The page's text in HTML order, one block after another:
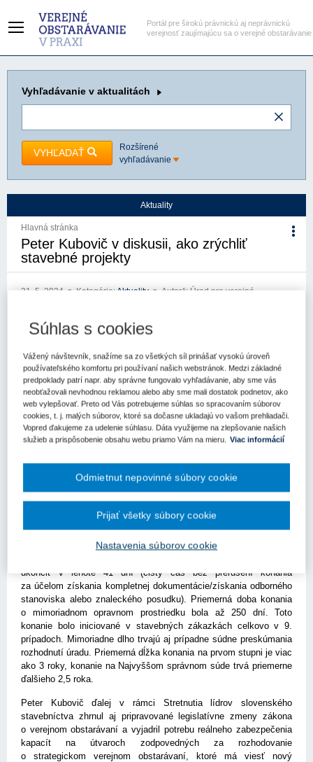
Portál pre širokú právnickú aj neprávnickú
verejnosť zaujímajúcu sa o verejné obstarávanie
Vyhľadávanie v aktualitách
VYHĽADAŤ
Rozšírené
vyhľadávanie
Aktuality
Hlavná stránka
Peter Kubovič v diskusii, ako zrýchliť
stavebné projekty
31. 5. 2024 Kategória: Aktuality
Autor/i: Úrad pre verejné
Kľúčové slová
Úrad pre verejné obstarávanie
Register kľúčových slov
Predseda ÚVO Peter Kubovič sa zúčastnil odbornej
konferencie organizovanej CEEC Research, kde diskutoval
so štátnou tajomníčkou Ministerstva dopravy SR a zástupcami
stavebných projektov.
ukončených celkovo 847 verejných obstarávaní na stavebné práce
v celkovej hodnote takmer 2 miliardy EUR. Úrad v tomto období
riešil celkovo 310 námietok, z tohto 66 sa týkalo priamo
ukončiť v lehote 41 dní (čistý čas bez prerušení konania
za účelom získania kompletnej dokumentácie/získania odborného
stanoviska alebo znaleckého posudku). Priemerná doba konania
o mimoriadnom opravnom prostriedku bola až 250 dní. Toto
konanie bolo iniciované v stavebných zákazkách celkovo v 9.
prípadoch. Mimoriadne dlho trvajú aj prípadne súdne preskúmania
rozhodnutí úradu. Priemerná dĺžka konania na prvom stupni je viac
ako 3 roky, konanie na Najvyššom správnom súde trvá priemerne
ďalšieho 2,5 roka.
Peter Kubovič ďalej v rámci Stretnutia lídrov slovenského
stavebníctva zhrnul aj pripravované legislatívne zmeny zákona
o verejnom obstarávaní a vyjadril potrebu reálneho zabezpečenia
kapacít na útvaroch zodpovedných za rozhodovanie
o strategickom verejnom obstarávaní, ktoré má viesť nový
Súhlas s cookies
Vážený návštevník, snažíme sa zo všetkých síl prinášať vysokú úroveň
používateľského komfortu pri používaní našich webstránok. Medzi základné
predpoklady patrí napr. aby správne fungovalo vyhľadávanie, aby sme vás
neobťažovali nevhodnou reklamou alebo aby sme mali dostatok podnetov, ako
web vylepšovať. Preto od Vás potrebujeme súhlas so spracovaním súborov
cookies, t. j. malých súborov, ktoré sa dočasne ukladajú vo vašom prehliadači.
Vopred ďakujeme za udelenie súhlasu. Dáta využijeme na zlepšovanie našich
služieb a prispôsobenie obsahu webu priamo Vám na mieru. Viac informácií
Nastavenia súborov cookie
Odmietnut nepovinné súbory cookie
Prijať všetky súbory cookie